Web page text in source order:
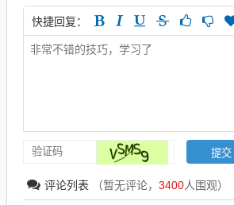
快捷回复：
评论列表 （暂无评论， 3400人围观）